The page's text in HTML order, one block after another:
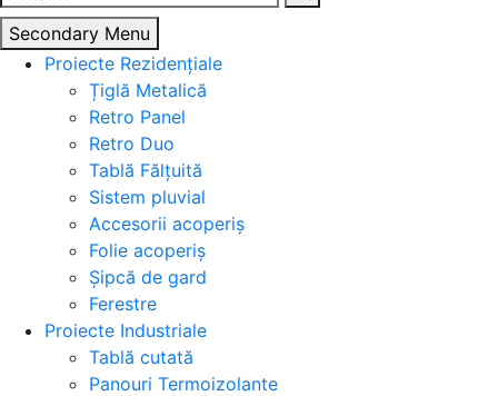
după:
Secondary Menu
Proiecte Rezidențiale
Țiglă Metalică
Retro Panel
Retro Duo
Tablă Fălțuită
Sistem pluvial
Accesorii acoperiș
Folie acoperiș
Șipcă de gard
Ferestre
Proiecte Industriale
Tablă cutată
Panouri Termoizolante